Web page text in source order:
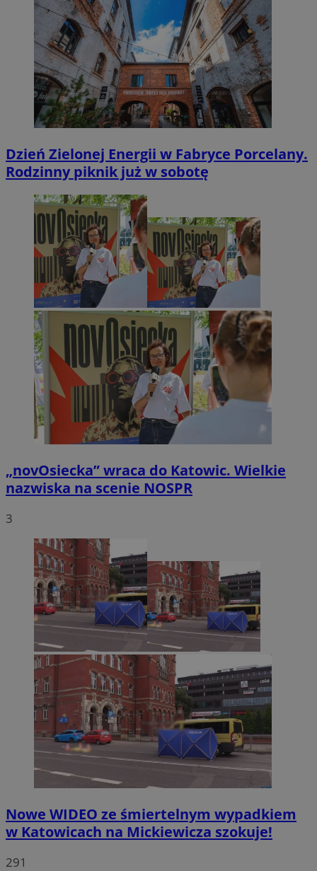
Dzień Zielonej Energii w Fabryce Porcelany.
Rodzinny piknik już w sobotę
„novOsiecka” wraca do Katowic. Wielkie
nazwiska na scenie NOSPR
3
Nowe WIDEO ze śmiertelnym wypadkiem
w Katowicach na Mickiewicza szokuje!
291